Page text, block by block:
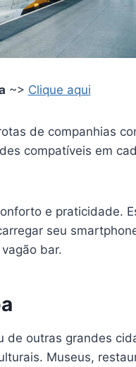
~> Clique aqui
de companhias
compatíveis em
e praticidade.
seu
bar.
de outras grandes
Museus,